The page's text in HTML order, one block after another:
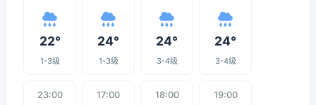
22°
1-3级
24°
1-3级
24°
3-4级
24°
3-4级
23:00 17:00 18:00 19:00